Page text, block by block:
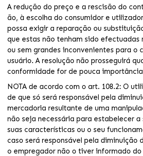
A redução do preço e a rescisão do
ão, à escolha do consumidor e
possa exigir a reparação ou
que estas não tenham sido efectuadas
ou sem grandes inconvenientes para o
usuário. A resolução não prosseguirá
conformidade for de pouca
NOTA de acordo com o art. 108.2: O
de que só será responsável pela
mercadoria resultante de uma
não seja necessária para estabelecer a
suas características ou o seu
caso será responsável pela diminuição
o empregador não o tiver informado